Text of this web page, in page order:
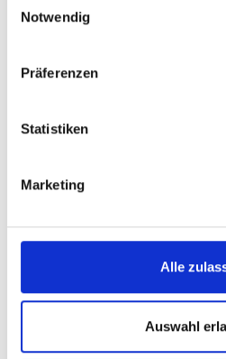
Notwendig
Präferenzen
Statistiken
Marketing
Alle
Auswahl